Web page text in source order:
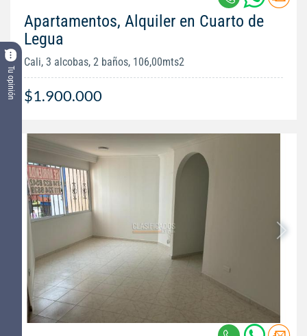
Tu opinión
Apartamentos, Alquiler en Cuarto de
Legua
Cali, 3 alcobas, 2 baños, 106,00mts2
$1.900.000